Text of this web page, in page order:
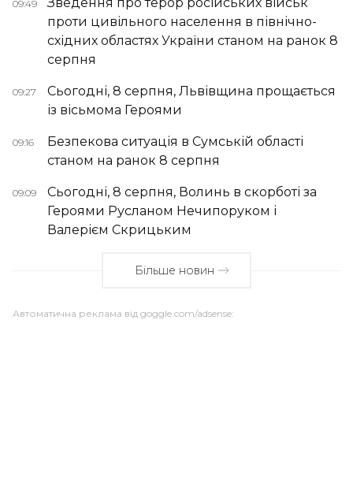
09:49
проти цивільного населення в північно-
східних областях України станом на ранок 8
серпня
09:27
Сьогодні, 8 серпня, Львівщина прощається
із вісьмома Героями
09:16
Безпекова ситуація в Сумській області
станом на ранок 8 серпня
09:09
Сьогодні, 8 серпня, Волинь в скорботі за
Героями Русланом Нечипоруком і
Валерієм Скрицьким
Більше новин
Автоматична реклама від goggle.com/adsense: